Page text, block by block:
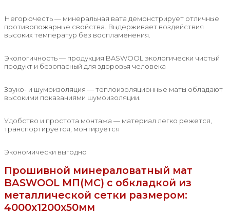
Негорючесть — минеральная вата демонстрирует отличные
противопожарные свойства. Выдерживает воздействия
высоких температур без воспламенения.
Экологичность — продукция BASWOOL экологически чистый
продукт и безопасный для здоровья человека
Звуко- и шумоизоляция — теплоизоляционные маты обладают
высокими показаниями шумоизоляции.
Удобство и простота монтажа — материал легко режется,
транспортируется, монтируется
Экономически выгодно
Прошивной минераловатный мат
BASWOOL МП(МС) с обкладкой из
металлической сетки размером:
4000x1200x50мм